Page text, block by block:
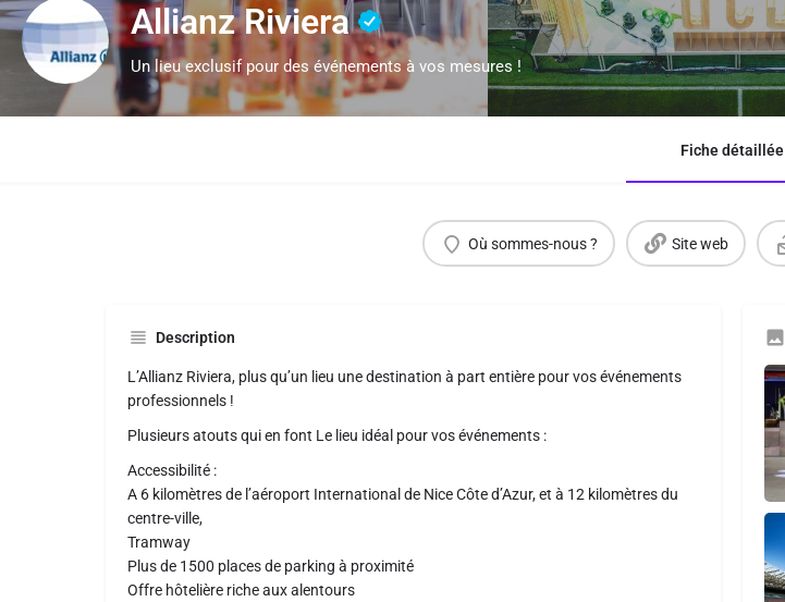
Allianz Riviera
Un lieu exclusif pour des événements à vos mesures !
Fiche détaillée
Où sommes-nous ? Site web
Description
L’Allianz Riviera, plus qu’un lieu une destination à part entière pour vos événements
professionnels !
Plusieurs atouts qui en font Le lieu idéal pour vos événements :
Accessibilité :
A 6 kilomètres de l’aéroport International de Nice Côte d’Azur, et à 12 kilomètres du
centre-ville,
Tramway
Plus de 1500 places de parking à proximité
Offre hôtelière riche aux alentours